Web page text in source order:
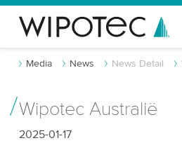
Media News News Detail
Wipotec Australië
2025-01-17